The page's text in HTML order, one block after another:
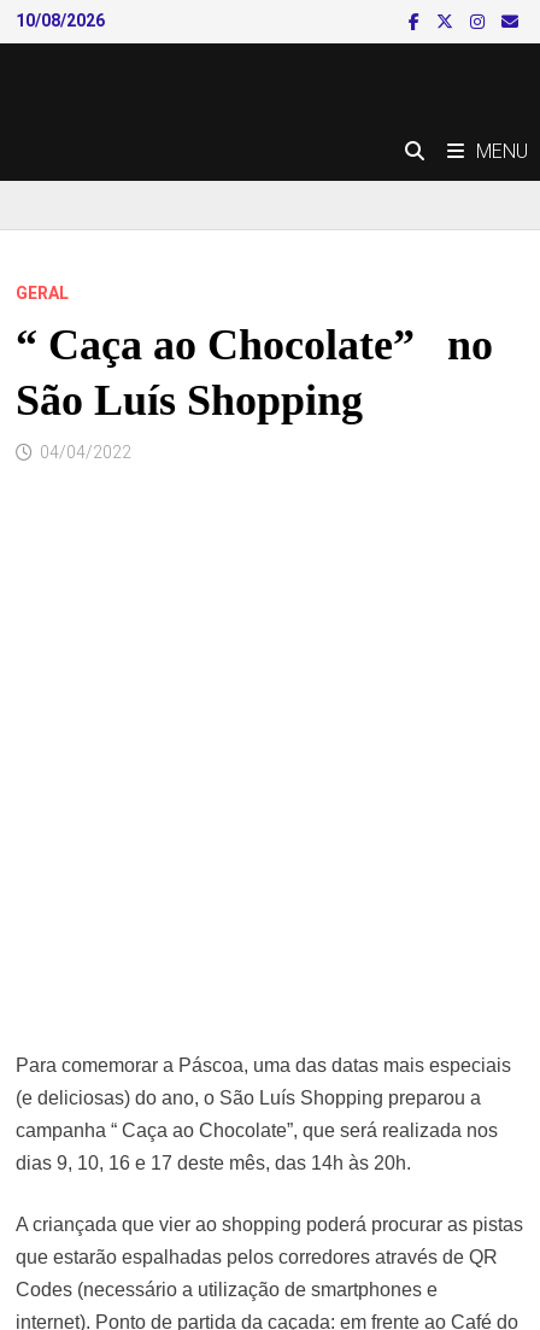
Skip
to
10/08/2026
MENU
GERAL
“ Caça ao Chocolate” no
São Luís Shopping
04/04/2022
Para comemorar a Páscoa, uma das datas mais especiais
(e deliciosas) do ano, o São Luís Shopping preparou a
campanha “Caça ao Chocolate”, que será realizada nos
dias 9, 10, 16 e 17 deste mês, das 14h às 20h.
A criançada que vier ao shopping poderá procurar as pistas
que estarão espalhadas pelos corredores através de QR
Codes (necessário a utilização de smartphones e
internet). Ponto de partida da caçada: em frente ao Café do